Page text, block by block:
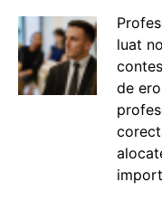
luat
de